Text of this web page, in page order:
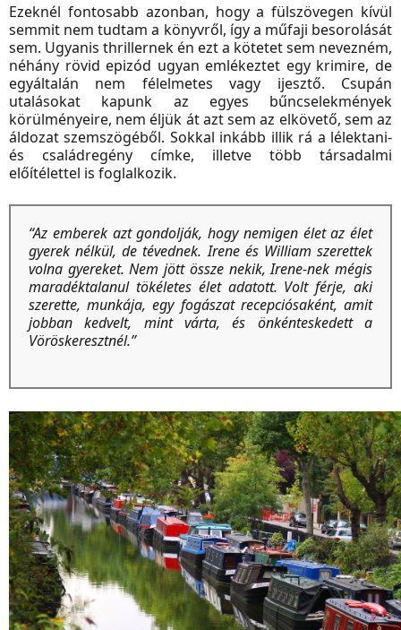
Ezeknél fontosabb azonban, hogy a fülszövegen kívül
semmit nem tudtam a könyvről, így a műfaji besorolását
sem. Ugyanis thrillernek én ezt a kötetet sem nevezném,
néhány rövid epizód ugyan emlékeztet egy krimire, de
egyáltalán nem félelmetes vagy ijesztő. Csupán
utalásokat kapunk az egyes bűncselekmények
körülményeire, nem éljük át azt sem az elkövető, sem az
áldozat szemszögéből. Sokkal inkább illik rá a lélektani-
és családregény címke, illetve több társadalmi
előítélettel is foglalkozik.
“Az emberek azt gondolják, hogy nemigen élet az élet
gyerek nélkül, de tévednek. Irene és William szerettek
volna gyereket. Nem jött össze nekik, Irene-nek mégis
maradéktalanul tökéletes élet adatott. Volt férje, aki
szerette, munkája, egy fogászat recepciósaként, amit
jobban kedvelt, mint várta, és önkénteskedett a
Vöröskeresztnél.”